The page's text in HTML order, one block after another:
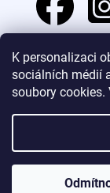
K personalizaci
sociálních médií
soubory
Přijímáme